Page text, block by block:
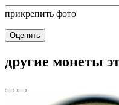
прикрепить фото
Оценить
другие монеты